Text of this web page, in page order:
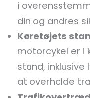
i
din og andres
Køretøjets
motorcykel er i
stand,
at overholde